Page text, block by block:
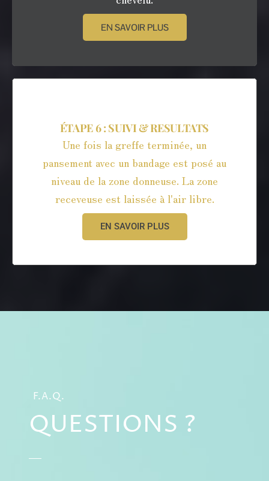
EN SAVOIR PLUS
ÉTAPE 6 : SUIVI & RESULTATS
Une fois la greffe terminée, un
pansement avec un bandage est posé au
niveau de la zone donneuse. La zone
receveuse est laissée à l'air libre.
EN SAVOIR PLUS
F.A.Q.
QUESTIONS ?